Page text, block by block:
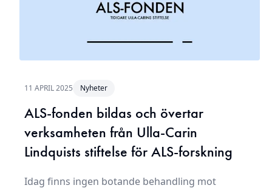
11 APRIL 2025 Nyheter
ALS-fonden bildas och övertar
verksamheten från Ulla-Carin
Lindquists stiftelse för ALS-forskning
Idag finns ingen botande behandling mot